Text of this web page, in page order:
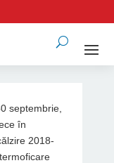
septembrie,
în
2018-